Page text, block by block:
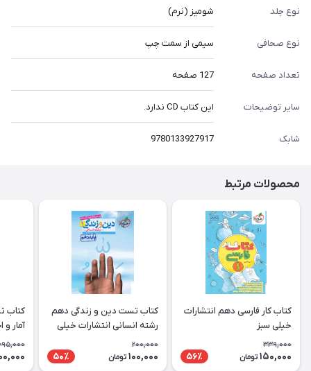
نوع جلد شومیز (نرم)
نوع صحافی سیمی از سمت چپ
تعداد صفحه 127 صفحه
سایر توضیحات این کتاب CD ندارد.
شابک 9780133927917
محصولات مرتبط
کتاب کار فارسی دهم انتشارات
خیلی سبز
339,000
150,000 تومان 56٪
کتاب تست دین و زندگی دهم
رشته انسانی انتشارات خیلی
200,000
100,000 تومان 50٪
کتاب
آمار و